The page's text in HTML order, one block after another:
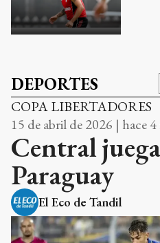
DEPORTES
COPA LIBERTADORES
15 de abril de 2026 | hace 4
Central
Paraguay
El Eco de Tandil